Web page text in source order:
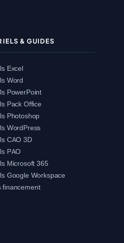
& GUIDES
Excel
Word
PowerPoint
Pack Office
Photoshop
WordPress
CAO 3D
PAO
Microsoft 365
Google Workspace
financement